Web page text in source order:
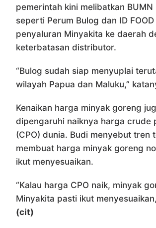
pemerintah kini melibatkan BUMN
seperti Perum Bulog dan ID
penyaluran Minyakita ke daerah
keterbatasan distributor.
“Bulog sudah siap menyuplai
wilayah Papua dan Maluku,”
Kenaikan harga minyak goreng
dipengaruhi naiknya harga crude
(CPO) dunia. Budi menyebut tren
membuat harga minyak goreng
ikut menyesuaikan.
“Kalau harga CPO naik, minyak
Minyakita pasti ikut
(cit)